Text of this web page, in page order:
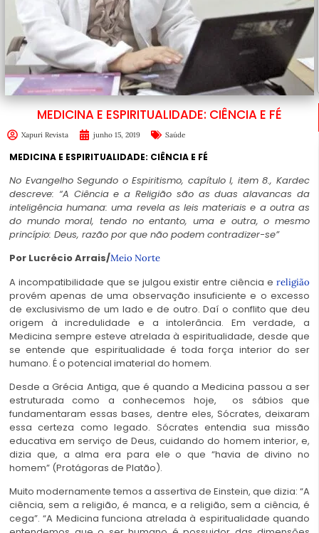
MEDICINA E ESPIRITUALIDADE: CIÊNCIA E FÉ
Xapuri Revista junho 15, 2019 Saúde
MEDICINA E ESPIRITUALIDADE: CIÊNCIA E FÉ
No Evangelho Segundo o Espiritismo, capítulo I, item 8., Kardec
descreve: “A Ciência e a Religião são as duas alavancas da
inteligência humana: uma revela as leis materiais e a outra as
do mundo moral, tendo no entanto, uma e outra, o mesmo
princípio: Deus, razão por que não podem contradizer-se”
Por Lucrécio Arrais/Meio Norte
A incompatibilidade que se julgou existir entre ciência ereligião
provém apenas de uma observação insuficiente e o excesso
de exclusivismo de um lado e de outro. Daí o conflito que deu
origem à incredulidade e a intolerância. Em verdade, a
Medicina sempre esteve atrelada à espiritualidade, desde que
se entende que espiritualidade é toda força interior do ser
humano. É o potencial imaterial do homem.
Desde a Grécia Antiga, que é quando a Medicina passou a ser
estruturada como a conhecemos hoje, os sábios que
fundamentaram essas bases, dentre eles, Sócrates, deixaram
essa certeza como legado. Sócrates entendia sua missão
educativa em serviço de Deus, cuidando do homem interior, e,
dizia que, a alma era para ele o que “havia de divino no
homem” (Protágoras de Platão).
Muito modernamente temos a assertiva de Einstein, que dizia: “A
ciência, sem a religião, é manca, e a religião, sem a ciência, é
cega”. “A Medicina funciona atrelada à espiritualidade quando